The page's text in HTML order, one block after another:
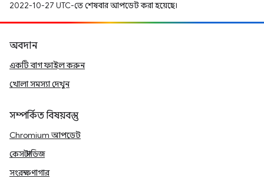
2022-10-27 UTC-তে শেষবার আপডেট করা হয়েছে।
অবদান
একটি বাগ ফাইল করুন
খোলা সমস্যা দেখুন
সম্পর্কিত বিষয়বস্তু
Chromium আপডেট
কেস স্টাডিজ
সংরক্ষণাগার